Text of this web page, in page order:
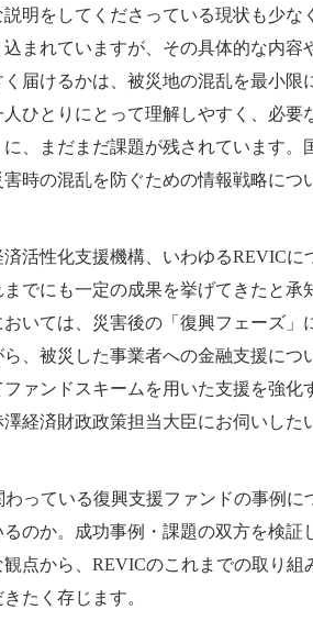
明をしてくださっている現状も少
まれていますが、その具体的な内
届けるかは、被災地の混乱を最小
ひとりにとって理解しやすく、必
、まだまだ課題が残されています
時の混乱を防ぐための情報戦略につ
活性化支援機構、いわゆるREVIC
でにも一定の成果を挙げてきたと
いては、災害後の「復興フェーズ
、被災した事業者への金融支援に
ァンドスキームを用いた支援を強
経済財政政策担当大臣にお伺いした
っている復興支援ファンドの事例
のか。成功事例・課題の双方を検
点から、REVICのこれまでの取り
たく存じます。